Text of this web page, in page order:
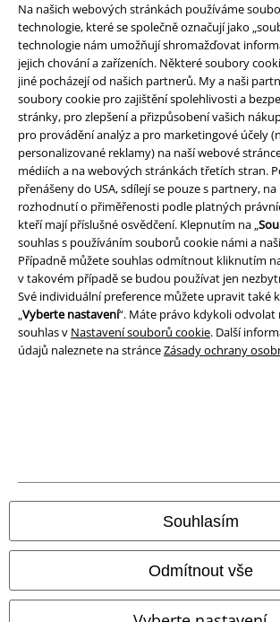
Na našich webových stránkách používáme
technologie, které se společně označují jako
technologie nám umožňují shromažďovat
jejich chování a zařízeních. Některé soubory
jiné pocházejí od našich partnerů. My a naši
soubory cookie pro zajištění spolehlivosti a
stránky, pro zlepšení a přizpůsobení vašich
pro provádění analýz a pro marketingové účely
personalizované reklamy) na naší webové
médiích a na webových stránkách třetích stran.
přenášeny do USA, sdílejí se pouze s partnery,
rozhodnutí o přiměřenosti podle platných
kteří mají příslušné osvědčení. Klepnutím na „
souhlas s používáním souborů cookie námi a
Případně můžete souhlas odmítnout kliknutím
v takovém případě se budou používat jen
Své individuální preference můžete upravit také
„Vyberte nastavení“. Máte právo kdykoli
souhlas v Nastavení souborů cookie. Další
údajů naleznete na stránceZásady ochrany
Souhlasím
Odmítnout vše
Právní informace
Podmínky
Prohlášení
Ochrana osobních údajů
Likvidace odpadu a ochrana životního prostředí
Prohlášení o shodě
Naše online obchody